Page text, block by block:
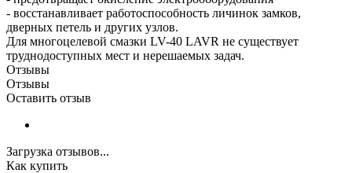
- восстанавливает работоспособность личинок замков,
дверных петель и других узлов.
Для многоцелевой смазки LV-40 LAVR не существует
труднодоступных мест и нерешаемых задач.
Отзывы
Отзывы
Оставить отзыв
Загрузка отзывов...
Как купить